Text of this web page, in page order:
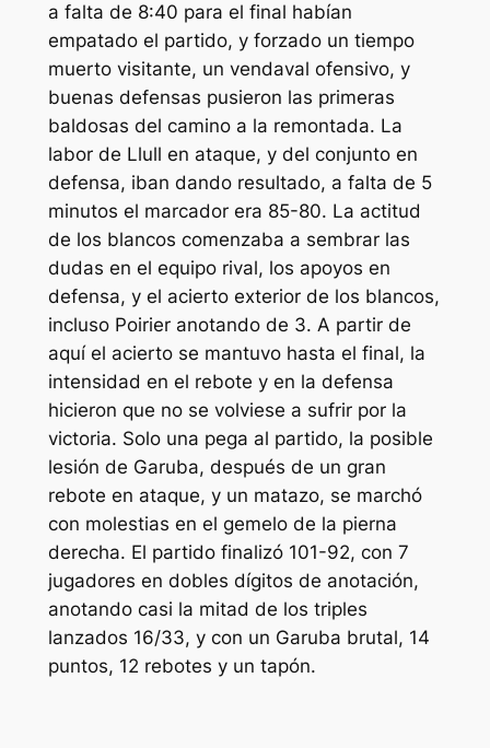
a falta de 8:40 para el final habían
empatado el partido, y forzado un tiempo
muerto visitante, un vendaval ofensivo, y
buenas defensas pusieron las primeras
baldosas del camino a la remontada. La
labor de Llull en ataque, y del conjunto en
defensa, iban dando resultado, a falta de 5
minutos el marcador era 85-80. La actitud
de los blancos comenzaba a sembrar las
dudas en el equipo rival, los apoyos en
defensa, y el acierto exterior de los blancos,
incluso Poirier anotando de 3. A partir de
aquí el acierto se mantuvo hasta el final, la
intensidad en el rebote y en la defensa
hicieron que no se volviese a sufrir por la
victoria. Solo una pega al partido, la posible
lesión de Garuba, después de un gran
rebote en ataque, y un matazo, se marchó
con molestias en el gemelo de la pierna
derecha. El partido finalizó 101-92, con 7
jugadores en dobles dígitos de anotación,
anotando casi la mitad de los triples
lanzados 16/33, y con un Garuba brutal, 14
puntos, 12 rebotes y un tapón.